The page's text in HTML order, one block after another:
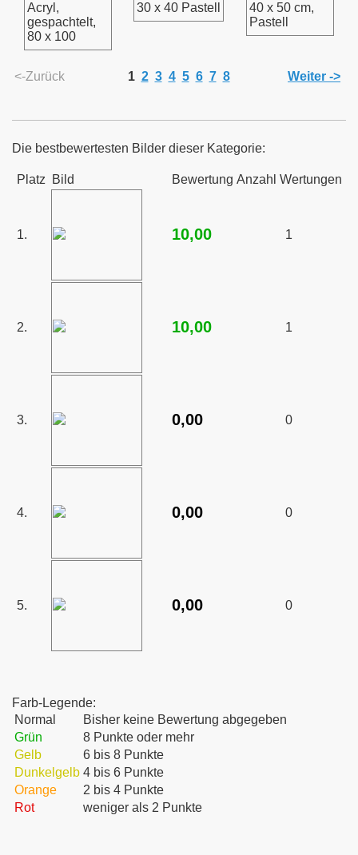
Acryl,
gespachtelt,
80 x 100
30 x 40 Pastell
40 x 50 cm,
Pastell
<-Zurück 1 2 3 4 5 6 7 8 Weiter ->
Die bestbewertesten Bilder dieser Kategorie:
Platz Bild Bewertung Anzahl Wertungen
1. 10,00 1
2. 10,00 1
3. 0,00 0
4. 0,00 0
5. 0,00 0
Farb-Legende:
Normal
Bisher keine Bewertung abgegeben
Grün
8 Punkte oder mehr
Gelb
6 bis 8 Punkte
Dunkelgelb 4 bis 6 Punkte
Orange
2 bis 4 Punkte
Rot
weniger als 2 Punkte